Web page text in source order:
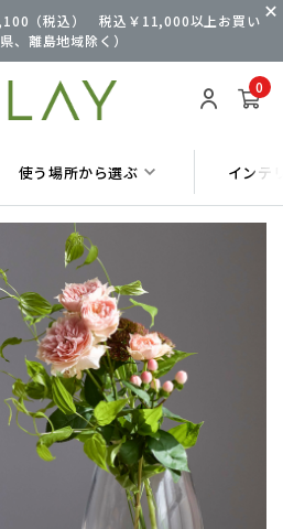
（税込） 税込￥11,000以上お買い
、離島地域除く）
0
使う場所から選ぶ インテ